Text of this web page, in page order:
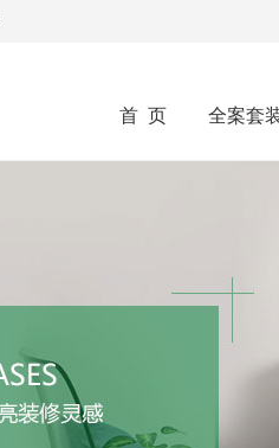
首 页 全案套